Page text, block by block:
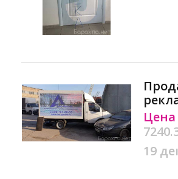
Цена
19